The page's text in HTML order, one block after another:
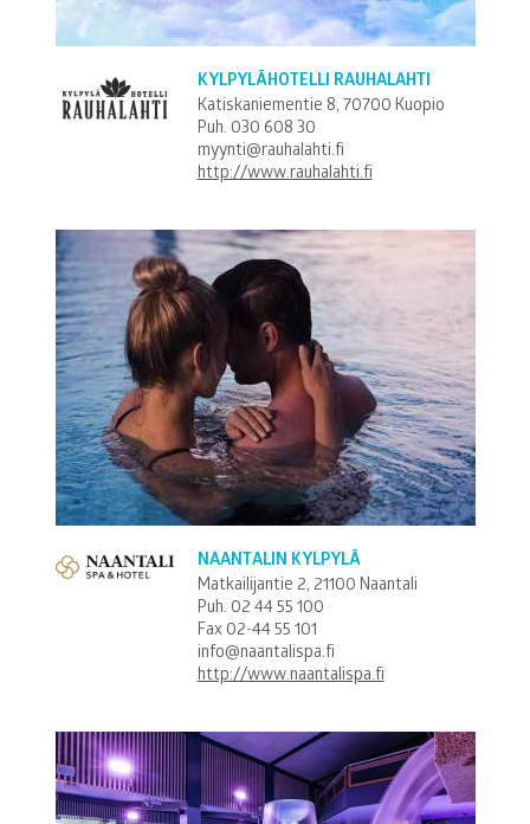
KYLPYLÄHOTELLI RAUHALAHTI
Katiskaniementie 8, 70700 Kuopio
Puh. 030 608 30
myynti@rauhalahti.fi
http://www.rauhalahti.fi
NAANTALIN KYLPYLÄ
Matkailijantie 2, 21100 Naantali
Puh. 02 44 55 100
Fax 02-44 55 101
info@naantalispa.fi
http://www.naantalispa.fi